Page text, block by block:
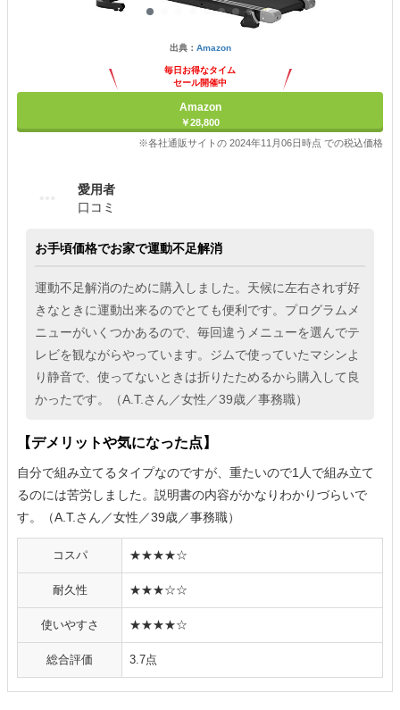
出典： Amazon
毎日お得なタイム
セール開催中
Amazon
￥28,800
※各社通販サイトの 2024年11月06日時点 での税込価格
愛用者
口コミ
お手頃価格でお家で運動不足解消
運動不足解消のために購入しました。天候に左右されず好
きなときに運動出来るのでとても便利です。プログラムメ
ニューがいくつかあるので、毎回違うメニューを選んでテ
レビを観ながらやっています。ジムで使っていたマシンよ
り静音で、使ってないときは折りたためるから購入して良
かったです。（A.T.さん／女性／39歳／事務職）
【デメリットや気になった点】
自分で組み立てるタイプなのですが、重たいので1人で組み立て
るのには苦労しました。説明書の内容がかなりわかりづらいで
す。（A.T.さん／女性／39歳／事務職）
コスパ ★★★★☆
耐久性 ★★★☆☆
使いやすさ ★★★★☆
総合評価 3.7点